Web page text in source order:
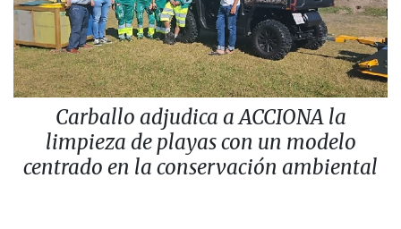
Carballo adjudica a ACCIONA la
limpieza de playas con un modelo
centrado en la conservación ambiental